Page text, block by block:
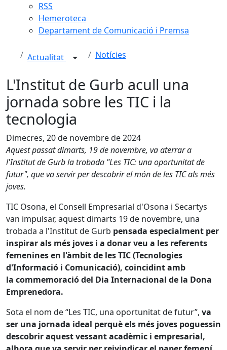
RSS
Hemeroteca
Departament de Comunicació i Premsa
Actualitat Notícies
L'Institut de Gurb acull una
jornada sobre les TIC i la
tecnologia
Dimecres, 20 de novembre de 2024
Aquest passat dimarts, 19 de novembre, va aterrar a
l'Institut de Gurb la trobada "Les TIC: una oportunitat de
futur", que va servir per descobrir el món de les TIC als més
joves.
TIC Osona, el Consell Empresarial d'Osona i Secartys
van impulsar, aquest dimarts 19 de novembre, una
trobada a l'Institut de Gurb pensada especialment per
inspirar als més joves i a donar veu a les referents
femenines en l'àmbit de les TIC (Tecnologies
d'Informació i Comunicació), coincidint amb
la commemoració del Dia Internacional de la Dona
Emprenedora.
Sota el nom de “Les TIC, una oportunitat de futur”, va
ser una jornada ideal perquè els més joves poguessin
descobrir aquest vessant acadèmic i empresarial,